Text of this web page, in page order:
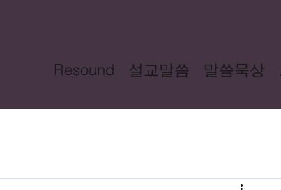
Resound 설교말씀 말씀묵상